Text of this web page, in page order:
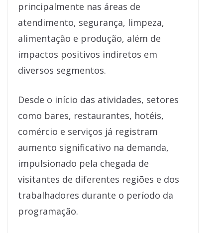
principalmente nas áreas de
atendimento, segurança, limpeza,
alimentação e produção, além de
impactos positivos indiretos em
diversos segmentos.
Desde o início das atividades, setores
como bares, restaurantes, hotéis,
comércio e serviços já registram
aumento significativo na demanda,
impulsionado pela chegada de
visitantes de diferentes regiões e dos
trabalhadores durante o período da
programação.